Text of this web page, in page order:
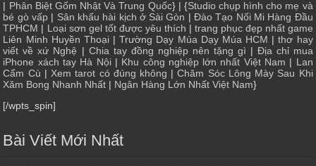
| Phân Biệt Gốm Nhật Và Trung Quốc} | {Studio chụp hình cho mẹ và
bé gò vấp | Sân khấu hài kịch ở Sài Gòn |Đào Tạo Nối Mi Hàng Đầu
TPHCM | Loại sơn gel tốt được yêu thích | trang phục đẹp nhất game
Liên Minh Huyền Thoại|Trường Dạy Múa Dạy Múa HCM |thơ hay
viết về xứ Nghệ | Chia tay đồng nghiệp nên tặng gì | Địa chỉ mua
iPhone xách tay Hà Nội| Khu công nghiệp lớn nhất Việt Nam | Lan
Cẩm Cù | Xem tarot có đúng không |Chăm Sóc Lông Mày Sau Khi
Xăm Bong Nhanh Nhất | Ngân Hàng Lớn Nhất Việt Nam}
[/wpts_spin]
Bài Viết Mới Nhất